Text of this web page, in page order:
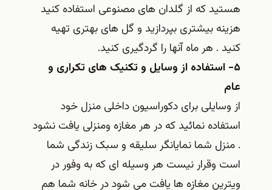
هستید که از گلدان های مصنوعی استفاده کنید
هزینه بیشتری بپردازید و گل های بهتری تهیه
کنید . هر ماه آنها را گردگیری کنید.
۵- استفاده از وسایل و تکنیک های تکراری و
عام
از وسایلی برای دکوراسیون داخلی منزل خود
استفاده نمائید که در هر مغازه ومنزلی یافت نشود
. منزل شما نمایانگر سلیقه و سبک زندگی شما
است وقرار نیست هر وسیله ای که به وفور در
ویترین مغازه ها یافت می شود در خانه شما هم